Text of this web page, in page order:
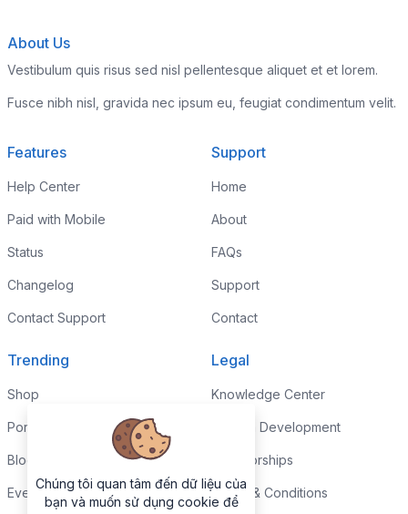
About Us
Vestibulum quis risus sed nisl pellentesque aliquet et et lorem.
Fusce nibh nisl, gravida nec ipsum eu, feugiat condimentum velit.
Features
Help Center
Paid with Mobile
Status
Changelog
Contact Support
Support
Home
About
FAQs
Support
Contact
Trending
Shop
Portfolio
Blog
Events
Legal
Knowledge Center
Custom Development
Sponsorships
Terms & Conditions
Chúng tôi quan tâm đến dữ liệu của
bạn và muốn sử dụng cookie để